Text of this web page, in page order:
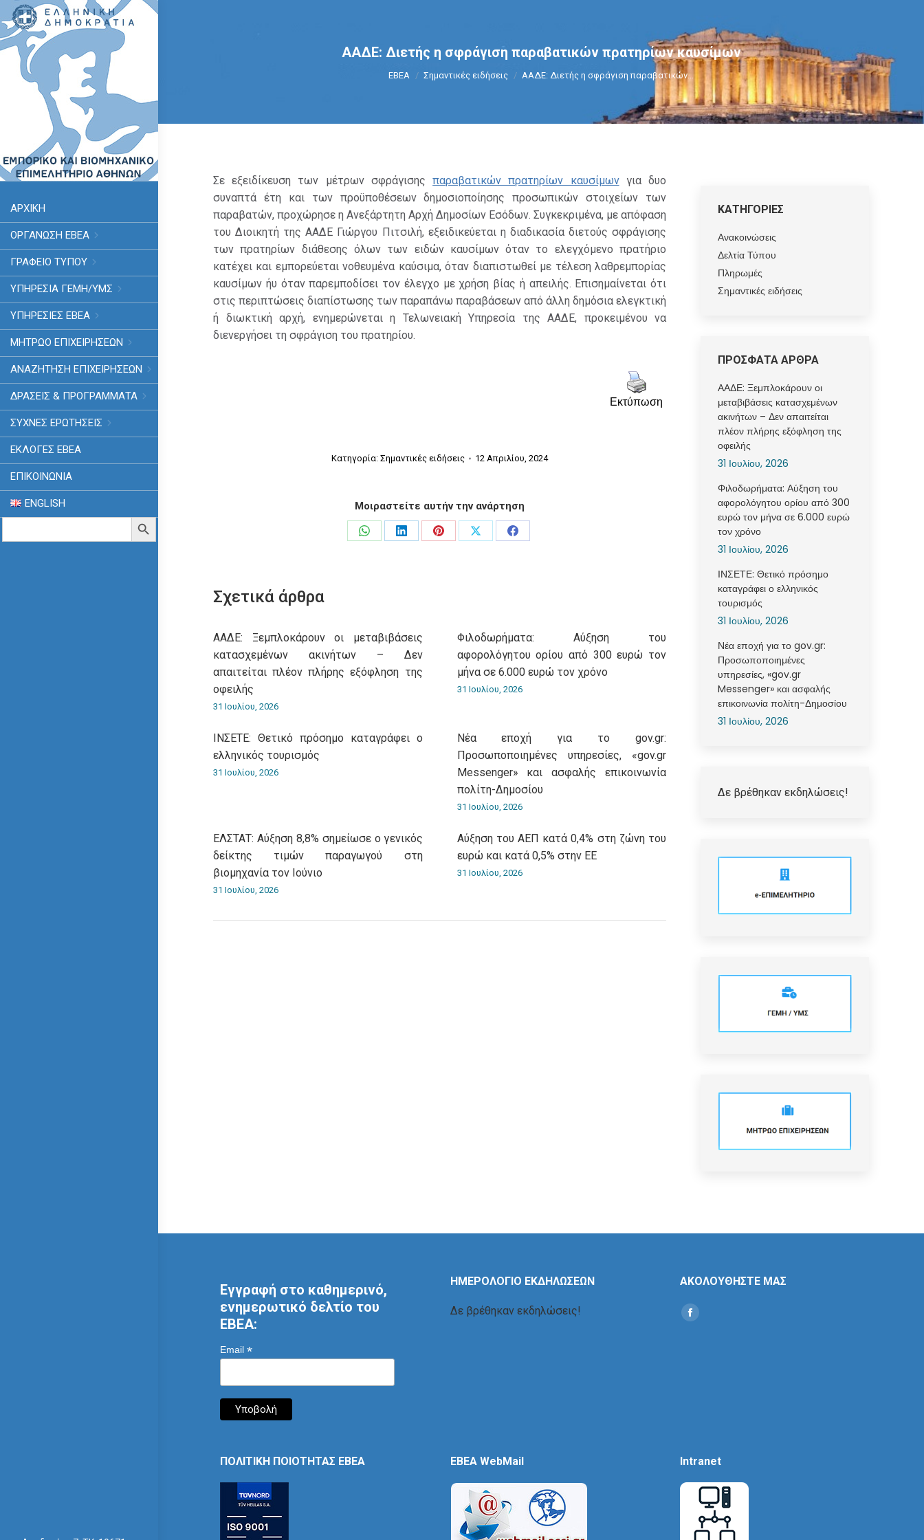
ΑΡΧΙΚΗ
ΟΡΓΑΝΩΣΗ ΕΒΕΑ
ΓΡΑΦΕΙΟ ΤΥΠΟΥ
ΥΠΗΡΕΣΊΑ ΓΕΜΗ/ΥΜΣ
ΥΠΗΡΕΣΙΕΣ ΕΒΕΑ
ΜΗΤΡΩΟ ΕΠΙΧΕΙΡΗΣΕΩΝ
ΑΝΑΖΗΤΗΣΗ ΕΠΙΧΕΙΡΗΣΕΩΝ
ΔΡΑΣΕΙΣ & ΠΡΟΓΡΑΜΜΑΤΑ
ΣΥΧΝΕΣ ΕΡΩΤΗΣΕΙΣ
ΕΚΛΟΓΈΣ ΕΒΕΑ
ΕΠΙΚΟΙΝΩΝΙΑ
ENGLISH
Search
Search Button
ΑΑΔΕ: Διετής η σφράγιση παραβατικών πρατηρίων καυσίμων
You are here:
ΕΒΕΑ Σημαντικές ειδήσεις ΑΑΔΕ: Διετής η σφράγιση παραβατικών…
Σε εξειδίκευση των μέτρων σφράγισηςπαραβατικών πρατηρίων καυσίμωνγια δυο
συναπτά έτη και των προϋποθέσεων δημοσιοποίησης προσωπικών στοιχείων των
παραβατών, προχώρησε η Ανεξάρτητη Αρχή Δημοσίων Εσόδων. Συγκεκριμένα, με απόφαση
του Διοικητή της ΑΑΔΕ Γιώργου Πιτσιλή, εξειδικεύεται η διαδικασία διετούς σφράγισης
των πρατηρίων διάθεσης όλων των ειδών καυσίμων όταν το ελεγχόμενο πρατήριο
κατέχει και εμπορεύεται νοθευμένα καύσιμα, όταν διαπιστωθεί με τέλεση λαθρεμπορίας
καυσίμων ήυ όταν παρεμποδίσει τον έλεγχο με χρήση βίας ή απειλής. Επισημαίνεται ότι
στις περιπτώσεις διαπίστωσης των παραπάνω παραβάσεων από άλλη δημόσια ελεγκτική
ή διωκτική αρχή, ενημερώνεται η Τελωνειακή Υπηρεσία της ΑΑΔΕ, προκειμένου να
διενεργήσει τη σφράγιση του πρατηρίου.
Εκτύπωση
Κατηγορία: Σημαντικές ειδήσεις 12 Απριλίου, 2024
Μοιραστείτε αυτήν την ανάρτηση
Share
Share
Share
Share
Share
Σχετικά άρθρα
ΑΑΔΕ: Ξεμπλοκάρουν οι μεταβιβάσεις
κατασχεμένων ακινήτων – Δεν
απαιτείται πλέον πλήρης εξόφληση της
οφειλής
31 Ιουλίου, 2026
Φιλοδωρήματα: Αύξηση του
αφορολόγητου ορίου από 300 ευρώ τον
μήνα σε 6.000 ευρώ τον χρόνο
31 Ιουλίου, 2026
ΙΝΣΕΤΕ: Θετικό πρόσημο καταγράφει ο
ελληνικός τουρισμός
31 Ιουλίου, 2026
Νέα εποχή για το gov.gr:
Προσωποποιημένες υπηρεσίες, «gov.gr
Messenger» και ασφαλής επικοινωνία
πολίτη-Δημοσίου
31 Ιουλίου, 2026
ΕΛΣΤΑΤ: Αύξηση 8,8% σημείωσε ο γενικός
δείκτης τιμών παραγωγού στη
βιομηχανία τον Ιούνιο
31 Ιουλίου, 2026
Αύξηση του ΑΕΠ κατά 0,4% στη ζώνη του
ευρώ και κατά 0,5% στην ΕΕ
31 Ιουλίου, 2026
ΚΑΤΗΓΟΡΙΕΣ
Ανακοινώσεις
Δελτία Τύπου
Πληρωμές
Σημαντικές ειδήσεις
ΠΡΟΣΦΑΤΑ ΑΡΘΡΑ
ΑΑΔΕ: Ξεμπλοκάρουν οι
μεταβιβάσεις κατασχεμένων
ακινήτων – Δεν απαιτείται
πλέον πλήρης εξόφληση της
οφειλής
31 Ιουλίου, 2026
Φιλοδωρήματα: Αύξηση του
αφορολόγητου ορίου από 300
ευρώ τον μήνα σε 6.000 ευρώ
τον χρόνο
31 Ιουλίου, 2026
ΙΝΣΕΤΕ: Θετικό πρόσημο
καταγράφει ο ελληνικός
τουρισμός
31 Ιουλίου, 2026
Νέα εποχή για το gov.gr:
Προσωποποιημένες
υπηρεσίες, «gov.gr
Messenger» και ασφαλής
επικοινωνία πολίτη-Δημοσίου
31 Ιουλίου, 2026
Δε βρέθηκαν εκδηλώσεις!
Εγγραφή στο καθημερινό,
ενημερωτικό δελτίο του
ΕΒΕΑ:
Email *
ΗΜΕΡΟΛΟΓΙΟ ΕΚΔΗΛΩΣΕΩΝ
Δε βρέθηκαν εκδηλώσεις!
ΑΚΟΛΟΥΘΗΣΤΕ ΜΑΣ
Find us on:
Social
ΠΟΛΙΤΙΚΗ ΠΟΙΟΤΗΤΑΣ ΕΒΕΑ EBEA WebMail Intranet